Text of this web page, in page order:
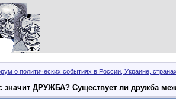
о политических событиях в России, Украине,
значит ДРУЖБА? Существует ли дружба